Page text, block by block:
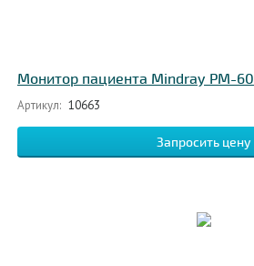
Монитор пациента Mindray PM-60
Артикул: 10663
Запросить цену